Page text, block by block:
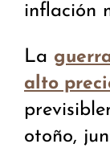
inflación
La
alto
otoño,